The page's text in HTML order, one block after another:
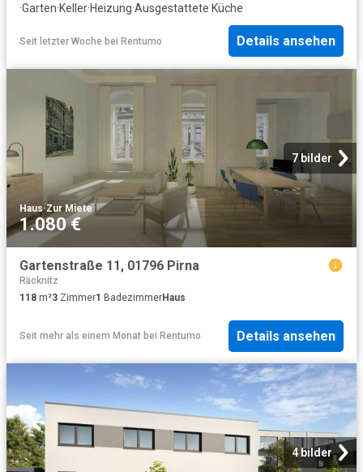
·Garten·Keller·Heizung·Ausgestattete Küche
Seit letzter Woche bei Rentumo Details ansehen
7 bilder
Haus·Zur Miete
1.080 €
Gartenstraße 11, 01796 Pirna
Räcknitz
118 m²3 Zimmer1 BadezimmerHaus
Seit mehr als einem Monat bei Rentumo Details ansehen
4 bilder